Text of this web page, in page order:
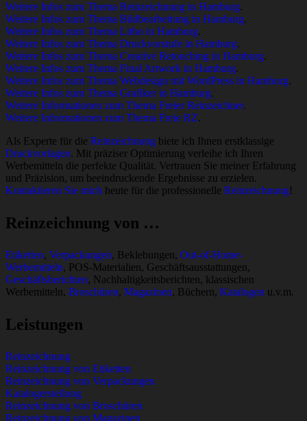
Weitere Infos zum Thema Reinzeichnung in Hamburg.
Weitere Infos zum Thema Bildbearbeitung in Hamburg.
Weitere Infos zum Thema Litho in Hamburg.
Weitere Infos zum Thema Druckvorstufe in Hamburg.
Weitere Infos zum Thema Creative Retouching in Hamburg.
Weitere Infos zum Thema Final Artwork in Hamburg.
Weitere Infos zum Thema Webdesign mit WordPress in Hamburg.
Weitere Infos zum Thema Grafiker in Hamburg.
Weitere Informationen zum Thema Freier Reinzeichner.
Weitere Informationen zum Thema Freie RZ.
Als Experte für die Reinzeichnung biete ich Ihnen erstklassige
Druckvorlagen. Mit präziser Optimierung verleihe ich Ihren
Werbemitteln die perfekte Qualität. Vertrauen Sie meiner Erfahrung
und Präzision, um beeindruckende Ergebnisse zu erzielen.
Kontaktieren Sie mich heute für die professionelle Reinzeichnung!
Reinzeichnung von …
Etiketten, Verpackungen, Beklebungen, Out-of-Home-
Werbemitteln, POS-Materialien, Geschäftsausstattungen,
Geschäftsberichten, Nachhaltigkeitsberichten, klassischen
Werbemitteln, Broschüren, Magazinen, Büchern, Katalogen u.v.m.
Leistungen
Reinzeichnung
Reinzeichnung von Etiketten
Reinzeichnung von Verpackungen
Katalogerstellung
Reinzeichnung von Broschüren
Reinzeichnung von Magazinen